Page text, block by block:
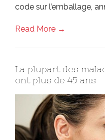
code sur l’emballage,
Read More →
La plupart des
ont plus de 45 ans